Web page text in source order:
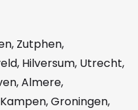
, Zutphen,
, Hilversum, Utrecht,
,Almere,
Kampen,Groningen,